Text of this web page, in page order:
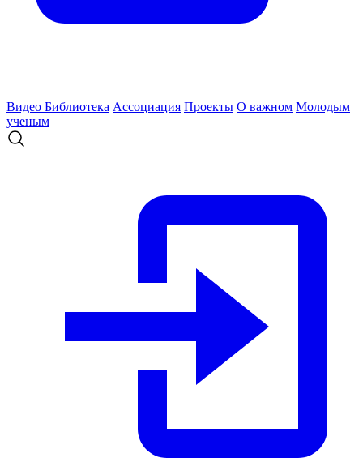
Видео Библиотека Ассоциация Проекты О важном Молодым
ученым